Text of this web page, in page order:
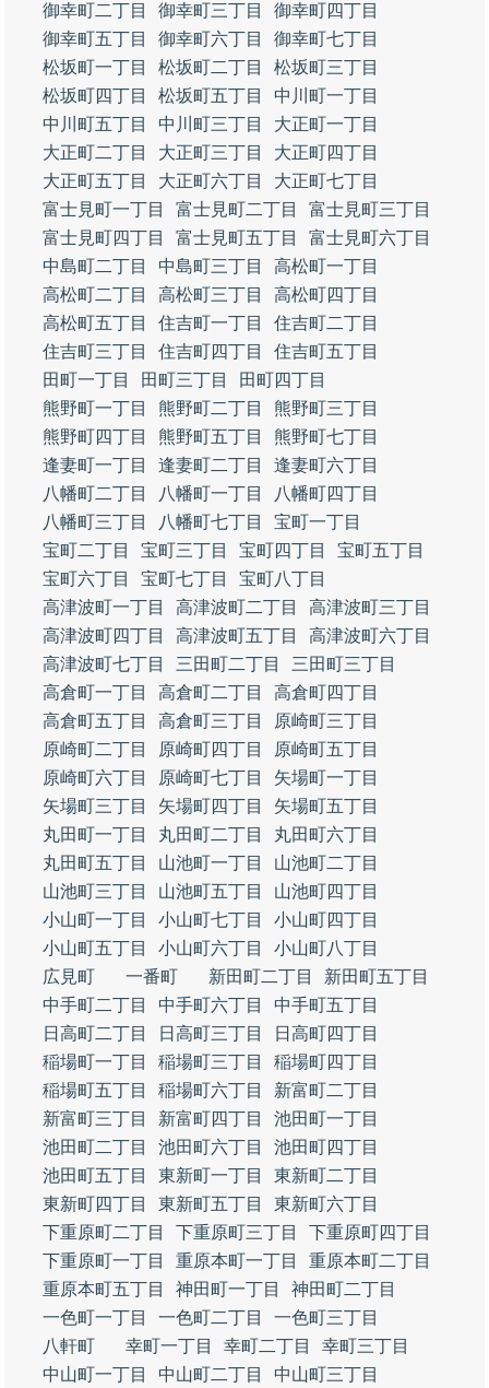
御幸町二丁目
御幸町三丁目
御幸町四丁目
御幸町五丁目
御幸町六丁目
御幸町七丁目
松坂町一丁目
松坂町二丁目
松坂町三丁目
松坂町四丁目
松坂町五丁目
中川町一丁目
中川町五丁目
中川町三丁目
大正町一丁目
大正町二丁目
大正町三丁目
大正町四丁目
大正町五丁目
大正町六丁目
大正町七丁目
富士見町一丁目
富士見町二丁目
富士見町三丁目
富士見町四丁目
富士見町五丁目
富士見町六丁目
中島町二丁目
中島町三丁目
高松町一丁目
高松町二丁目
高松町三丁目
高松町四丁目
高松町五丁目
住吉町一丁目
住吉町二丁目
住吉町三丁目
住吉町四丁目
住吉町五丁目
田町一丁目
田町三丁目
田町四丁目
熊野町一丁目
熊野町二丁目
熊野町三丁目
熊野町四丁目
熊野町五丁目
熊野町七丁目
逢妻町一丁目
逢妻町二丁目
逢妻町六丁目
八幡町二丁目
八幡町一丁目
八幡町四丁目
八幡町三丁目
八幡町七丁目
宝町一丁目
宝町二丁目
宝町三丁目 宝町四丁目
宝町五丁目
宝町六丁目
宝町七丁目
宝町八丁目
高津波町一丁目
高津波町二丁目
高津波町三丁目
高津波町四丁目
高津波町五丁目
高津波町六丁目
高津波町七丁目
三田町二丁目
三田町三丁目
高倉町一丁目
高倉町二丁目
高倉町四丁目
高倉町五丁目
高倉町三丁目
原崎町三丁目
原崎町二丁目
原崎町四丁目
原崎町五丁目
原崎町六丁目
原崎町七丁目
矢場町一丁目
矢場町三丁目
矢場町四丁目
矢場町五丁目
丸田町一丁目
丸田町二丁目
丸田町六丁目
丸田町五丁目
山池町一丁目
山池町二丁目
山池町三丁目
山池町五丁目
山池町四丁目
小山町一丁目
小山町七丁目
小山町四丁目
小山町五丁目
小山町六丁目
小山町八丁目
広見町
一番町 新田町二丁目
新田町五丁目
中手町二丁目
中手町六丁目
中手町五丁目
日高町二丁目
日高町三丁目
日高町四丁目
稲場町一丁目
稲場町三丁目
稲場町四丁目
稲場町五丁目
稲場町六丁目
新富町二丁目
新富町三丁目
新富町四丁目
池田町一丁目
池田町二丁目
池田町六丁目
池田町四丁目
池田町五丁目
東新町一丁目
東新町二丁目
東新町四丁目
東新町五丁目
東新町六丁目
下重原町二丁目
下重原町三丁目
下重原町四丁目
下重原町一丁目
重原本町一丁目
重原本町二丁目
重原本町五丁目
神田町一丁目
神田町二丁目
一色町一丁目
一色町二丁目
一色町三丁目
八軒町
幸町一丁目 幸町二丁目
幸町三丁目
中山町一丁目
中山町二丁目 中山町三丁目